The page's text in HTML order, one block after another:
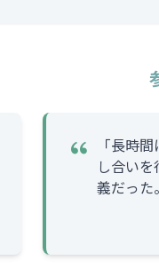
「長時
し合い
義だった